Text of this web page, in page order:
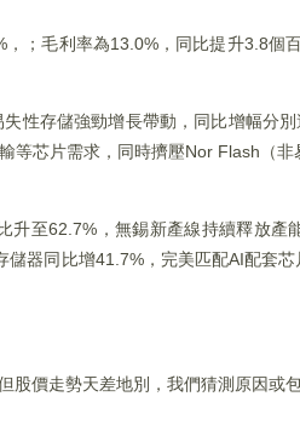
；毛利率為13.0%，同比提升3.8個
性存儲強勁增長帶動，同比增幅分
芯片需求，同時擠壓Nor Flash（
至62.7%，無錫新產線持續釋放產
器同比增41.7%，完美匹配AI配套
價走勢天差地別，我們猜測原因或